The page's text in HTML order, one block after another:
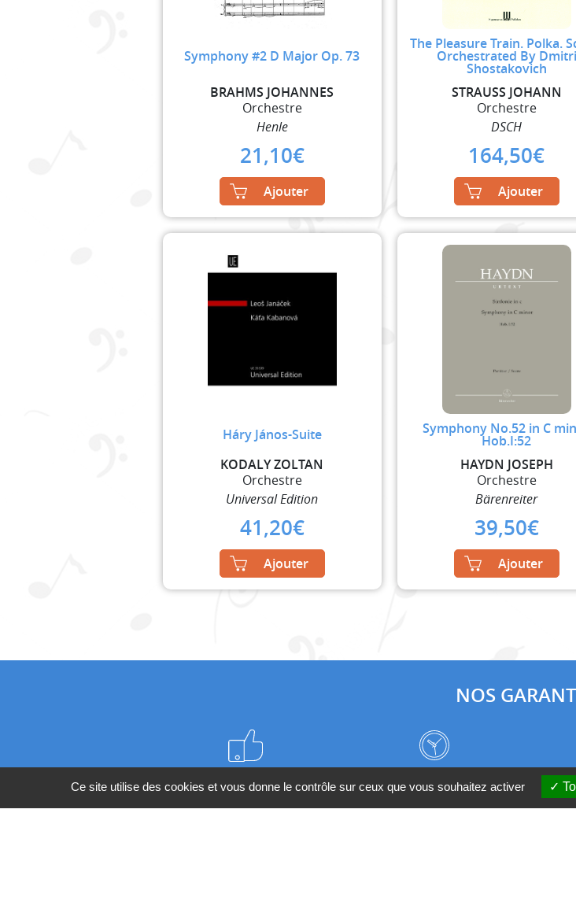
Symphony #2 D Major Op. 73
BRAHMS JOHANNES
Orchestre
Henle
21,10€
Ajouter
The Pleasure Train. Polka.
Orchestrated By Dmitri
Shostakovich
STRAUSS JOHANN
Orchestre
DSCH
164,50€
Ajouter
Háry János-Suite
KODALY ZOLTAN
Orchestre
Universal Edition
41,20€
Ajouter
Symphony No.52 in C
Hob.I:52
HAYDN JOSEPH
Orchestre
Bärenreiter
39,50€
Ajouter
NOS
Meilleurs prix du web
Ce site utilise des cookies et vous donne le contrôle sur ceux que vous souhaitez activer